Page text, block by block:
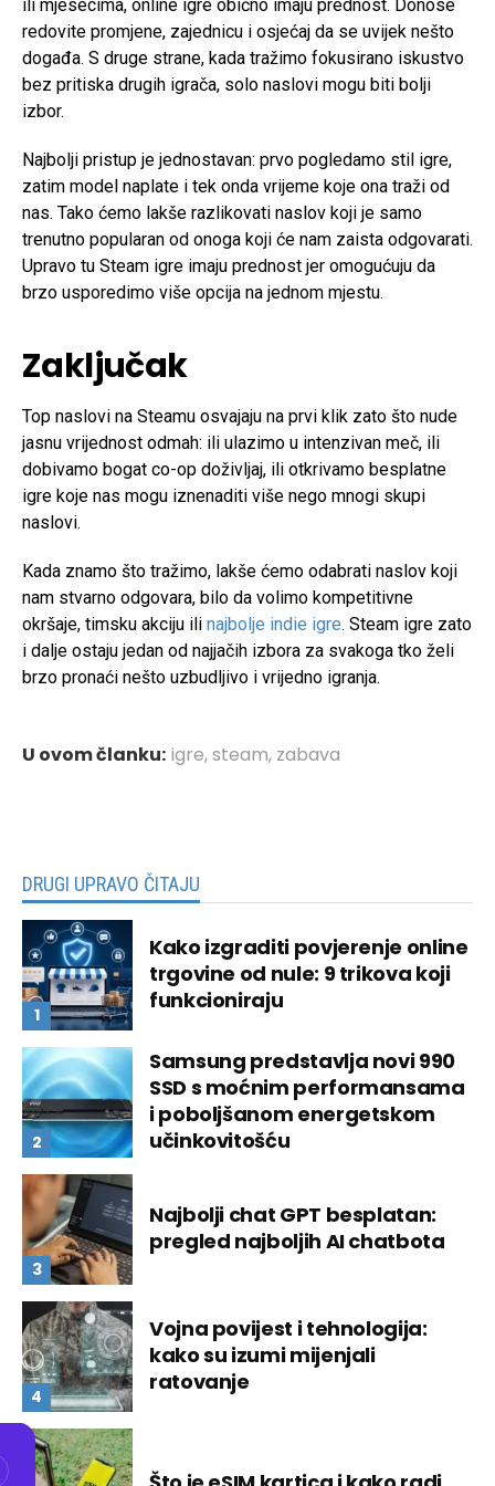
ili mjesecima, online igre obično imaju prednost. Donose
redovite promjene, zajednicu i osjećaj da se uvijek nešto
događa. S druge strane, kada tražimo fokusirano iskustvo
bez pritiska drugih igrača, solo naslovi mogu biti bolji
izbor.
Najbolji pristup je jednostavan: prvo pogledamo stil igre,
zatim model naplate i tek onda vrijeme koje ona traži od
nas. Tako ćemo lakše razlikovati naslov koji je samo
trenutno popularan od onoga koji će nam zaista odgovarati.
Upravo tu Steam igre imaju prednost jer omogućuju da
brzo usporedimo više opcija na jednom mjestu.
Zaključak
Top naslovi na Steamu osvajaju na prvi klik zato što nude
jasnu vrijednost odmah: ili ulazimo u intenzivan meč, ili
dobivamo bogat co-op doživljaj, ili otkrivamo besplatne
igre koje nas mogu iznenaditi više nego mnogi skupi
naslovi.
Kada znamo što tražimo, lakše ćemo odabrati naslov koji
nam stvarno odgovara, bilo da volimo kompetitivne
okršaje, timsku akciju ili najbolje indie igre. Steam igre zato
i dalje ostaju jedan od najjačih izbora za svakoga tko želi
brzo pronaći nešto uzbudljivo i vrijedno igranja.
U ovom članku: igre,steam, zabava
DRUGI UPRAVO ČITAJU
Kako izgraditi povjerenje online
trgovine od nule: 9 trikova koji
funkcioniraju
Samsung predstavlja novi 990
SSD s moćnim performansama
i poboljšanom energetskom
učinkovitošću
Najbolji chat GPT besplatan:
pregled najboljih AI chatbota
Vojna povijest i tehnologija:
kako su izumi mijenjali
ratovanje